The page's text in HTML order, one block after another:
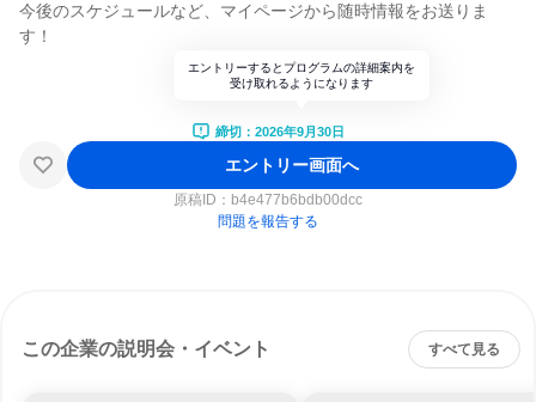
今後のスケジュールなど、マイページから随時情報をお送りま
す！
エントリーするとプログラムの詳細案内を
受け取れるようになります
締切：2026年9月30日
エントリー画面へ
原稿ID： b4e477b6bdb00dcc
問題を報告する
この企業の説明会・イベント すべて見る